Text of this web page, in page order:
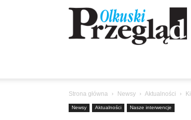
Przegląd
Olkuski
Strona główna Newsy Aktualności
Newsy Aktualności Nasze interwencje